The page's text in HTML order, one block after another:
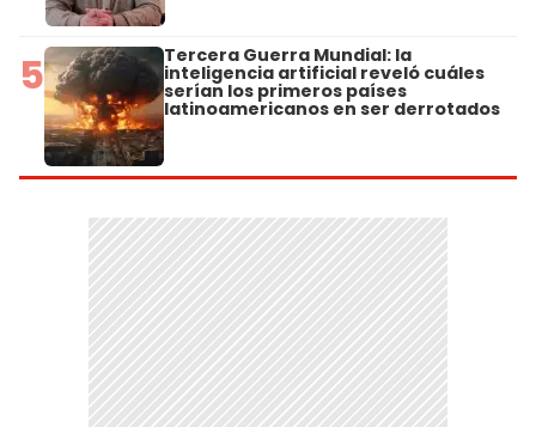
5 Tercera Guerra Mundial: la
inteligencia artificial reveló cuáles
serían los primeros países
latinoamericanos en ser derrotados